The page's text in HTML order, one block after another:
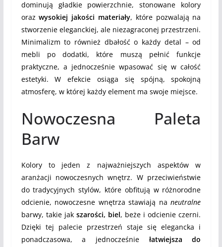
dominują gładkie powierzchnie, stonowane kolory
orazwysokiej jakości materiały, które pozwalają na
stworzenie eleganckiej, ale niezagraconej przestrzeni.
Minimalizm to również dbałość o każdy detal – od
mebli po dodatki, które muszą pełnić funkcje
praktyczne, a jednocześnie wpasować się w całość
estetyki. W efekcie osiąga się spójną, spokojną
atmosferę, w której każdy element ma swoje miejsce.
Nowoczesna Paleta
Barw
Kolory to jeden z najważniejszych aspektów w
aranżacji nowoczesnych wnętrz. W przeciwieństwie
do tradycyjnych stylów, które obfitują w różnorodne
odcienie, nowoczesne wnętrza stawiają naneutralne
barwy, takie jak szarości, biel, beże i odcienie czerni.
Dzięki tej palecie przestrzeń staje się elegancka i
ponadczasowa, a jednocześnie łatwiejsza do